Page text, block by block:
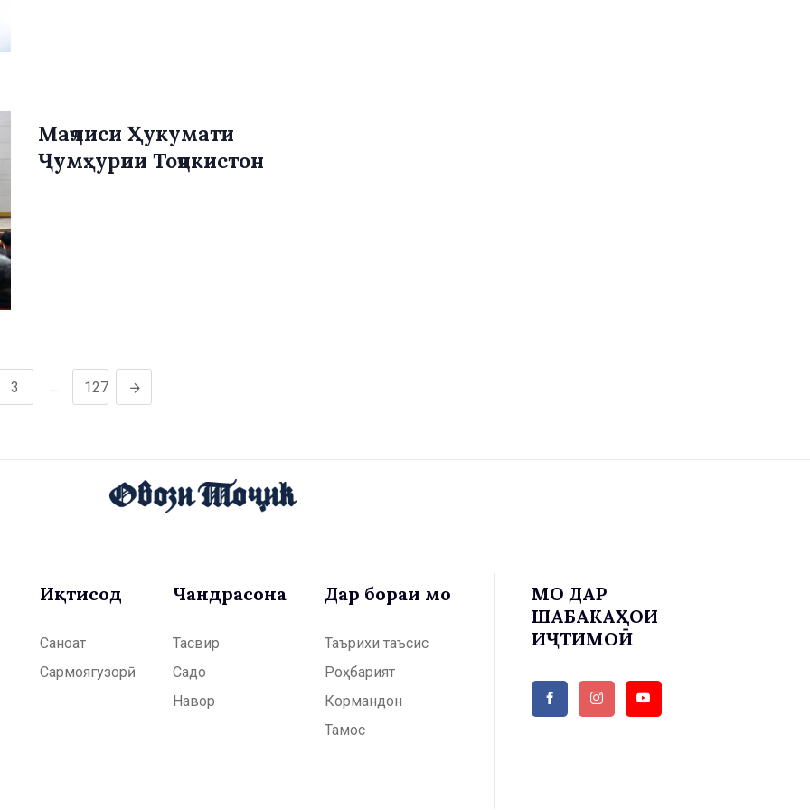
Маҷлиси Ҳукумати
Ҷумҳурии Тоҷикистон
3 … 127
Иқтисод
Саноат
Сармоягузорӣ
Чандрасонаӣ
Тасвир
Садо
Навор
Дар бораи мо
Таърихи таъсис
Роҳбарият
Кормандон
Тамос
МО ДАР
ШАБАКАҲОИ
ИҶТИМОӢ